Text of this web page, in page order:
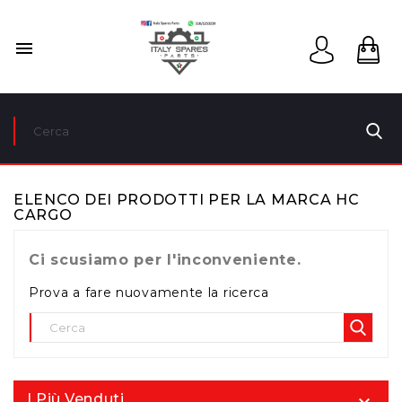

ELENCO DEI PRODOTTI PER LA MARCA HC
CARGO
Ci scusiamo per l'inconveniente.
Prova a fare nuovamente la ricerca